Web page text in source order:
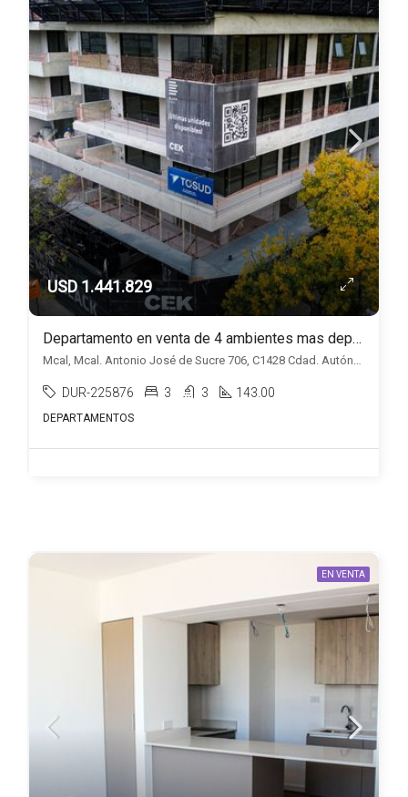
USD 1.441.829
Departamento en venta de 4 ambientes mas dependencia en Belgrano
Mcal, Mcal. Antonio José de Sucre 706, C1428 Cdad. Autónoma de Buenos Aires, Belgrano, Capital Federal
DUR-225876 3 3 143.00
DEPARTAMENTOS
EN VENTA